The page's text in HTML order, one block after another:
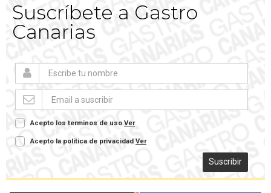
Suscríbete a Gastro
Canarias
Acepto los terminos de uso Ver
Acepto la política de privacidad Ver
Suscribir